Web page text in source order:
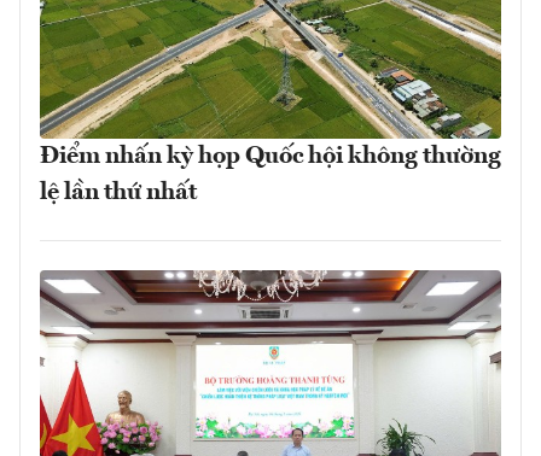
Điểm nhấn kỳ họp Quốc hội không thường
lệ lần thứ nhất